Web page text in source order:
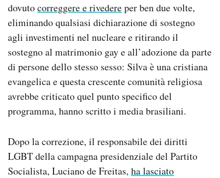
dovutocorreggere e rivedereper ben due volte,
eliminando qualsiasi dichiarazione di sostegno
agli investimenti nel nucleare e ritirando il
sostegno al matrimonio gay e all’adozione da parte
di persone dello stesso sesso: Silva è una cristiana
evangelica e questa crescente comunità religiosa
avrebbe criticato quel punto specifico del
programma, hanno scritto i media brasiliani.
Dopo la correzione, il responsabile dei diritti
LGBT della campagna presidenziale del Partito
Socialista, Luciano de Freitas, ha lasciato